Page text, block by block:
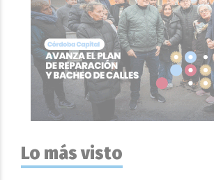
Lo más visto